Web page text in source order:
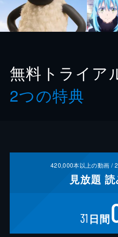
無料トライア
2つの特典
420,000本以上の動画 /
見放題
31 日間